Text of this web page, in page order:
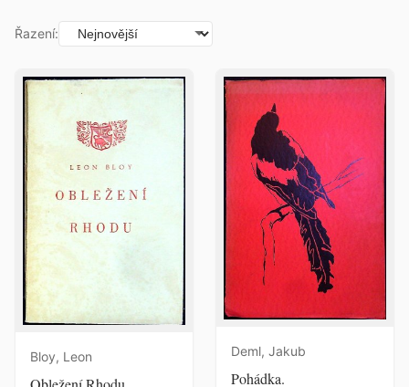
Řazení:
Bloy, Leon Deml, Jakub
Pohádka.